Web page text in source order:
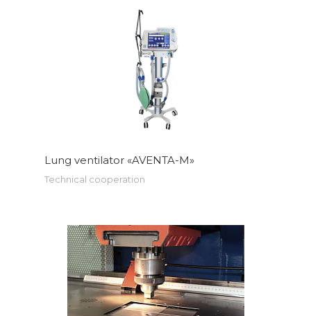
Lung ventilator «AVENTA-M»
Technical cooperation